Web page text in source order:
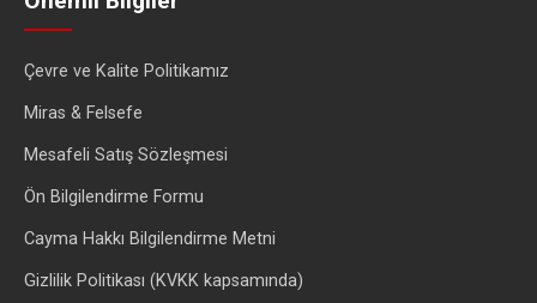
Çevre ve Kalite Politikamız
Miras & Felsefe
Mesafeli Satış Sözleşmesi
Ön Bilgilendirme Formu
Cayma Hakkı Bilgilendirme Metni
Gizlilik Politikası (KVKK kapsamında)